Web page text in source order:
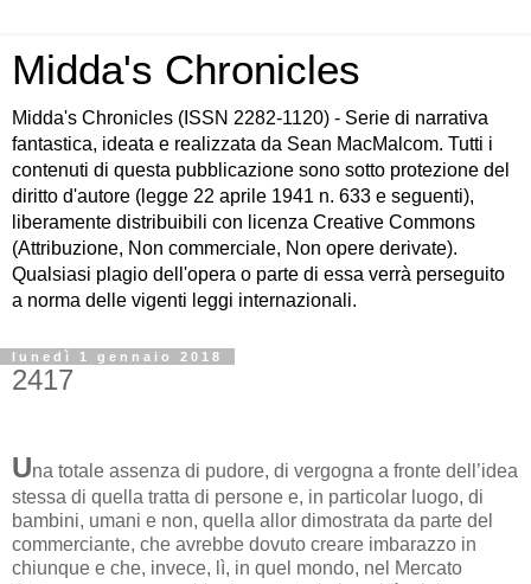
Midda's Chronicles
Midda's Chronicles (ISSN 2282-1120) - Serie di narrativa
fantastica, ideata e realizzata da Sean MacMalcom. Tutti i
contenuti di questa pubblicazione sono sotto protezione del
diritto d'autore (legge 22 aprile 1941 n. 633 e seguenti),
liberamente distribuibili con licenza Creative Commons
(Attribuzione, Non commerciale, Non opere derivate).
Qualsiasi plagio dell'opera o parte di essa verrà perseguito
a norma delle vigenti leggi internazionali.
lunedì 1 gennaio 2018
2417
Una totale assenza di pudore, di vergogna a fronte dell’idea
stessa di quella tratta di persone e, in particolar luogo, di
bambini, umani e non, quella allor dimostrata da parte del
commerciante, che avrebbe dovuto creare imbarazzo in
chiunque e che, invece, lì, in quel mondo, nel Mercato